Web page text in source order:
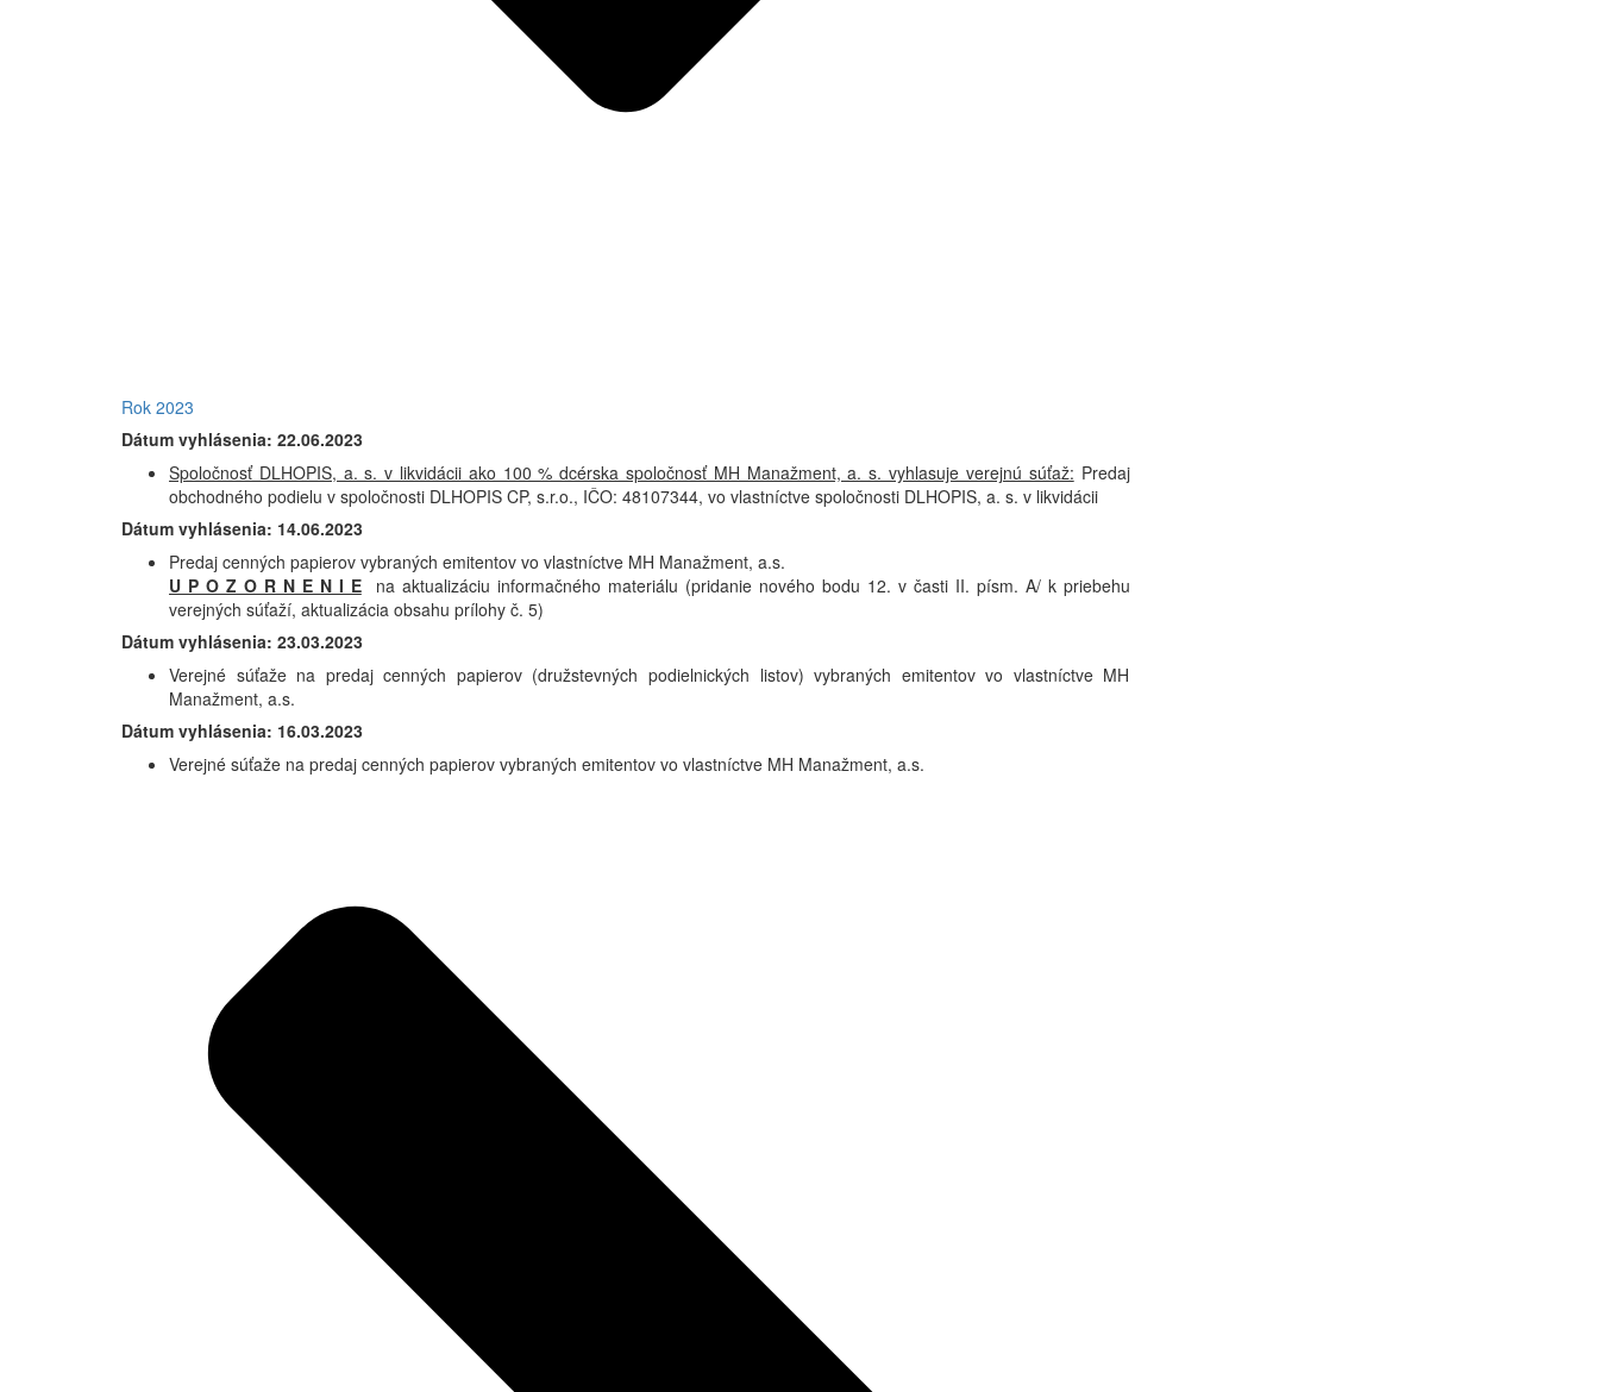
Rok 2023
Dátum vyhlásenia: 22.06.2023
Spoločnosť DLHOPIS, a. s. v likvidácii ako 100 % dcérska spoločnosť MH Manažment, a. s. vyhlasuje verejnú súťaž: Predaj
obchodného podielu v spoločnosti DLHOPIS CP, s.r.o., IČO: 48107344, vo vlastníctve spoločnosti DLHOPIS, a. s. v likvidácii
Dátum vyhlásenia: 14.06.2023
Predaj cenných papierov vybraných emitentov vo vlastníctve MH Manažment, a.s.
U P O Z O R N E N I E
na aktualizáciu informačného materiálu (pridanie nového bodu 12. v časti II. písm. A/ k priebehu
verejných súťaží, aktualizácia obsahu prílohy č. 5)
Dátum vyhlásenia: 23.03.2023
Verejné súťaže na predaj cenných papierov (družstevných podielnických listov) vybraných emitentov vo vlastníctve MH
Manažment, a.s.
Dátum vyhlásenia: 16.03.2023
Verejné súťaže na predaj cenných papierov vybraných emitentov vo vlastníctve MH Manažment, a.s.